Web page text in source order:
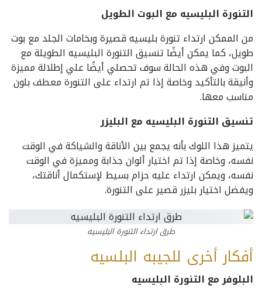
التنورة البليسيه مع البوت الطويل
من الممكن ارتداء تنورة بليسيه قصيرة وبخامات الجلد مع بوت
طويل، كما يمكن أيضًا تنسيق التنورة البليسيه الطويلة مع
البوت وفي هذه الحالة سوف تحصلي أيضًا علي إطلالة مميزة
وأنيقة بالتأكيد وخاصة إذا تم ارتداء على التنورة معطف بلون
مناسب معها.
تنسيق التنورة البليسيه مع البليزر
يتميز هذا اللوك بأنه يجمع بين الأناقة والشياكة في الوقت
نفسه، وخاصة إذا تم اختيار ألوان جذابة ومميزة في الوقت
نفسه، ويمكن ارتداء عليه حزام بسيط لإستكمال أناقتك،
ويفضل اختيار بليزر قصير على التنورة.
طرق ارتداء التنورة البليسيه
أفكار أخرى للجيبه البلسيه
البلوفر مع التنورة البليسيه